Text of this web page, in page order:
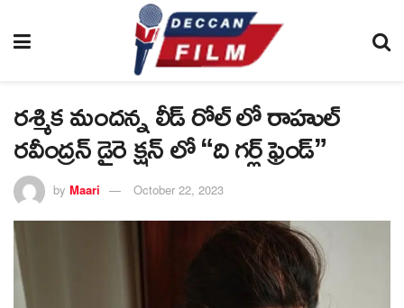
రశ్మిక మందన్న లీడ్ రోల్ లో రాహుల్
రవీంద్రన్ డైరె క్షన్ లో “ది గర్ల్ ఫ్రెండ్”
by Maari October 22, 2023